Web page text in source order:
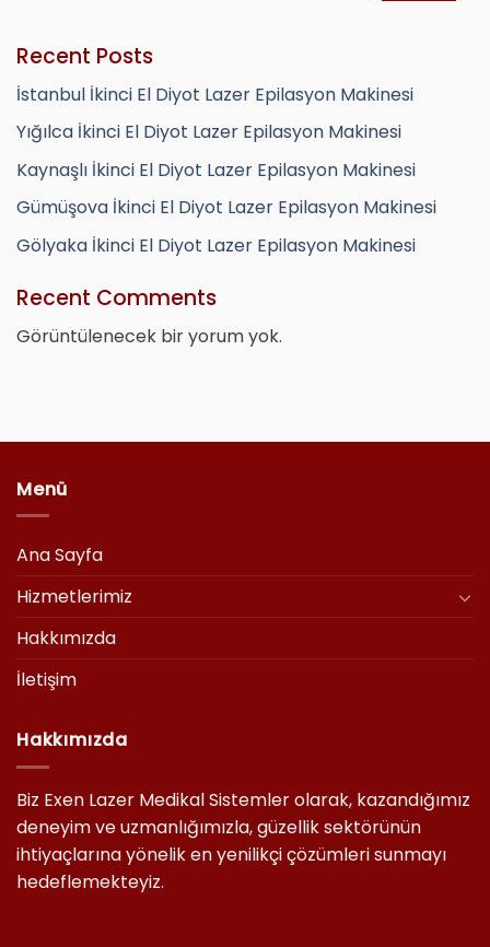
Recent Posts
İstanbul İkinci El Diyot Lazer Epilasyon Makinesi
Yığılca İkinci El Diyot Lazer Epilasyon Makinesi
Kaynaşlı İkinci El Diyot Lazer Epilasyon Makinesi
Gümüşova İkinci El Diyot Lazer Epilasyon Makinesi
Gölyaka İkinci El Diyot Lazer Epilasyon Makinesi
Recent Comments
Görüntülenecek bir yorum yok.
Menü
Ana Sayfa
Hizmetlerimiz
Hakkımızda
İletişim
Hakkımızda
Biz Exen Lazer Medikal Sistemler olarak, kazandığımız
deneyim ve uzmanlığımızla, güzellik sektörünün
ihtiyaçlarına yönelik en yenilikçi çözümleri sunmayı
hedeflemekteyiz.